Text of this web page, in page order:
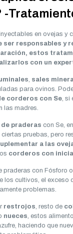
-
en ovejas y
ser responsables y
estos
con un
, sales
para ovinos.
corderos con Se, si
las madres.
praderas con Se,
pruebas, pero
a las
corderos con
praderas con Fósforo
los cultivos, el exceso
problemas.
restrojos, resto de
nueces, estos
haciendo que